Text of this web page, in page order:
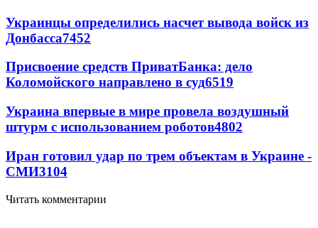
Украинцы определились насчет вывода войск из
Донбасса7452
Присвоение средств ПриватБанка: дело
Коломойского направлено в суд6519
Украина впервые в мире провела воздушный
штурм с использованием роботов4802
Иран готовил удар по трем объектам в Украине -
СМИ3104
Читать комментарии